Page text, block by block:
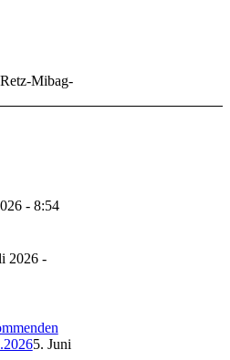
Mibag-
- 8:54
2026 -
5. Juni